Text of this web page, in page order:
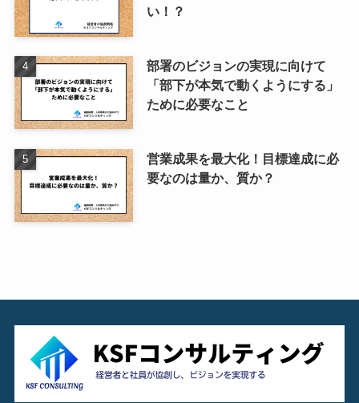
い！？
部署のビジョンの実現に向けて
「部下が本気で動くようにする」
ために必要なこと
営業成果を最大化！目標達成に必
要なのは量か、質か？